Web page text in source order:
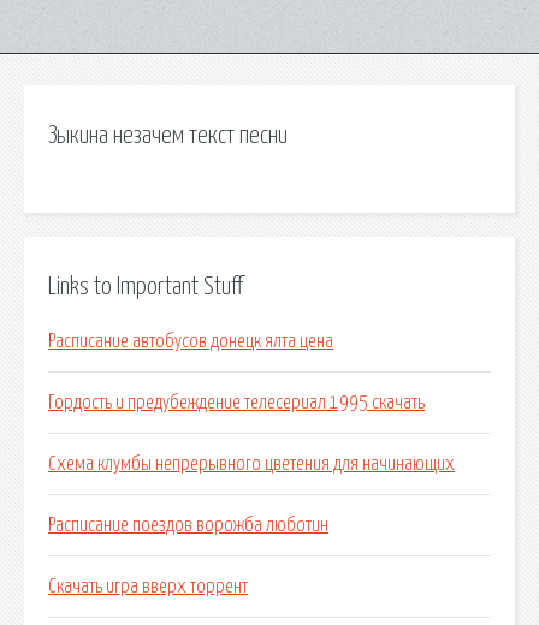
Зыкина незачем текст песни
Links to Important Stuff
Расписание автобусов донецк ялта цена
Гордость и предубеждение телесериал 1995 скачать
Схема клумбы непрерывного цветения для начинающих
Расписание поездов ворожба люботин
Скачать игра вверх торрент